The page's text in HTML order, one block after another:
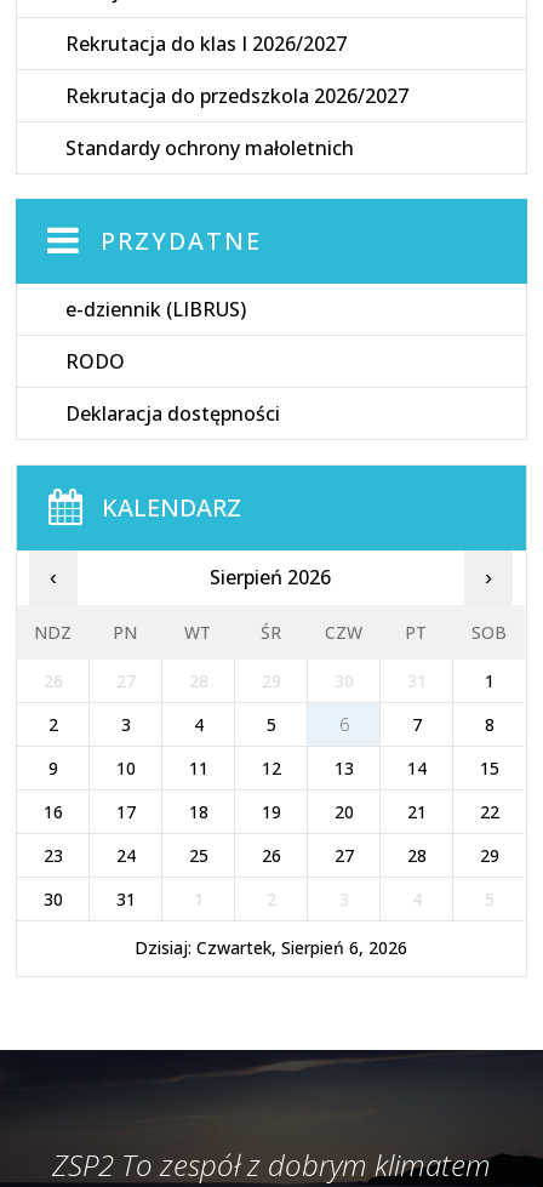
Rekrutacja do klas I 2026/2027
Rekrutacja do przedszkola 2026/2027
Standardy ochrony małoletnich
PRZYDATNE
e-dziennik (LIBRUS)
RODO
Deklaracja dostępności
KALENDARZ
‹ Sierpień 2026 ›
NDZ PN WT ŚR CZW PT SOB
26 27 28 29 30 31
1
2
3 4 5 6 7
8
9
10 11 12 13 14
15
16
17 18 19 20 21
22
23
24 25 26 27 28
29
30
31 1 2 3 4 5
Dzisiaj: Czwartek, Sierpień 6, 2026
ZSP2 To zespół z dobrym klimatem